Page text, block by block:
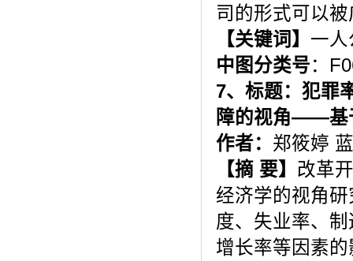
司的形式可以
【关键词】 一
中图分类号：
7、标题：犯罪
障的视角――基
作者： 郑筱婷
【摘 要】 改革
经济学的视角
度、失业率、
增长率等因素